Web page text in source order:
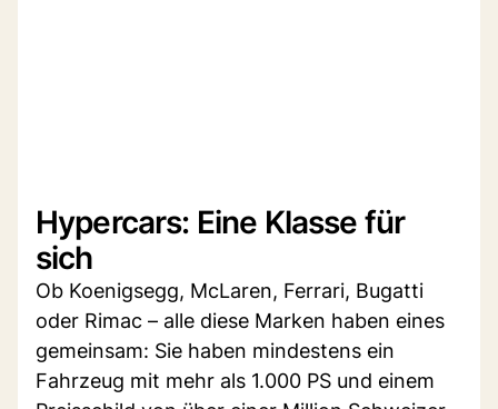
Hypercars: Eine Klasse für
sich
Ob Koenigsegg, McLaren, Ferrari, Bugatti
oder Rimac – alle diese Marken haben eines
gemeinsam: Sie haben mindestens ein
Fahrzeug mit mehr als 1.000 PS und einem